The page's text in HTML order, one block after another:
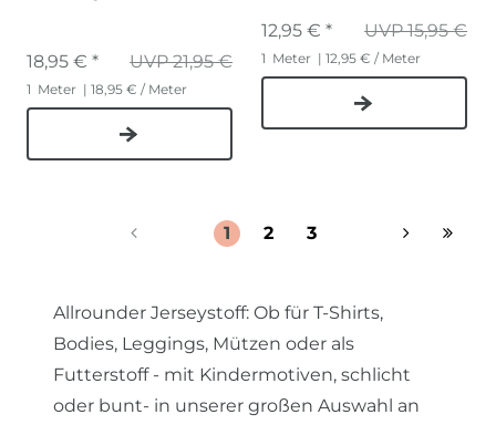
UVP 21,95 €
18,95 € *
1 Meter | 18,95 € / Meter
UVP 15,95 €
12,95 € *
1 Meter | 12,95 € / Meter
1 2 3
Allrounder Jerseystoff: Ob für T-Shirts,
Bodies, Leggings, Mützen oder als
Futterstoff - mit Kindermotiven, schlicht
oder bunt- in unserer großen Auswahl an